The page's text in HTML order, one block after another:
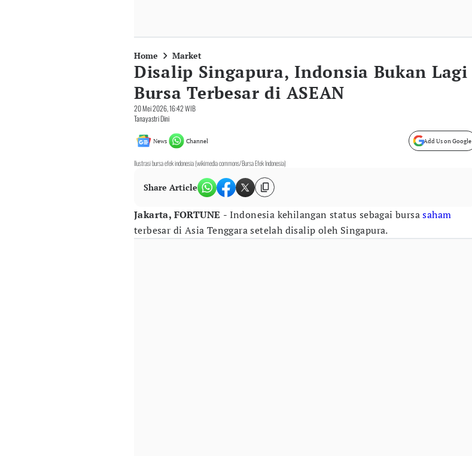
Home Market
Disalip Singapura, Indonsia Bukan Lagi
Bursa Terbesar di ASEAN
20 Mei 2026, 16:42 WIB
Tanayastri Dini
News Channel Add Us on Google
Ilustrasi bursa efek indonesia (wikimedia commons/Bursa Efek Indonesia)
Share Article
Jakarta, FORTUNE - Indonesia kehilangan status sebagai bursasaham
terbesar di Asia Tenggara setelah disalip oleh Singapura.